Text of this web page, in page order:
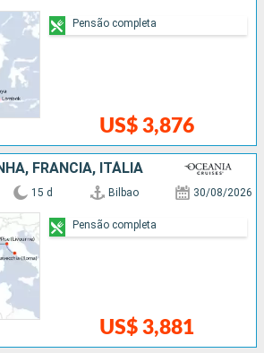
US$ 3,876
Pensão completa
FRANCIA, ITÁLIA
15 d Bilbao 30/08/2026
US$ 3,881
Pensão completa